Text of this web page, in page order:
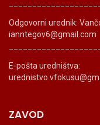
Odgovorni urednik:
ianntegov6@gmail.com
E-pošta uredništva:
ZAVOD